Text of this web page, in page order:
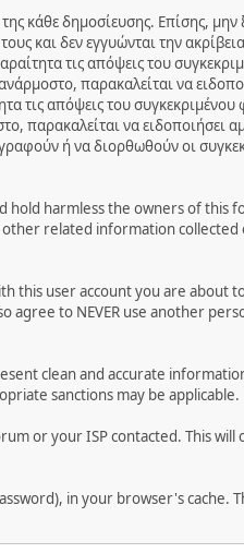
κάθε δημοσίευσης. Επίσης, μην
και δεν εγγυώνται την
τις απόψεις του
παρακαλείται να
τις απόψεις του
παρακαλείται να ειδοποιήσει
ή να διορθωθούν οι
harmless the owners of this
related information collected
this user account you are about
to NEVER use another
clean and accurate
sanctions may be applicable.
or your ISP contacted. This
in your browser's cache.